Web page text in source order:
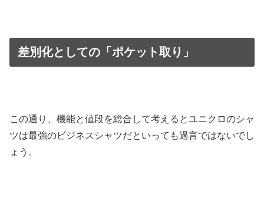
差別化としての「ポケット取り」
この通り、機能と値段を総合して考えるとユニクロのシャ
ツは最強のビジネスシャツだといっても過言ではないでし
ょう。